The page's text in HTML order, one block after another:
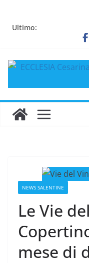
Ultimo:
NEWS SALENTINE
Le Vie
mese di